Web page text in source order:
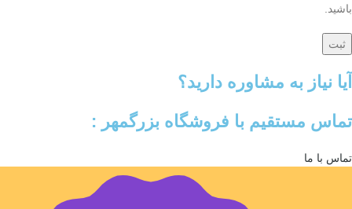
باشید.
آیا نیاز به مشاوره دارید؟
تماس مستقیم با فروشگاه بزرگمهر :
تماس با ما